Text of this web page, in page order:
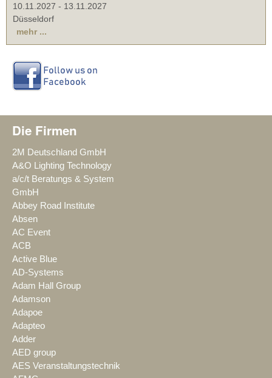
10.11.2027 - 13.11.2027
Düsseldorf
mehr ...
Die Firmen
2M Deutschland GmbH
A&O Lighting Technology
a/c/t Beratungs & System
GmbH
Abbey Road Institute
Absen
AC Event
ACB
Active Blue
AD-Systems
Adam Hall Group
Adamson
Adapoe
Adapteo
Adder
AED group
AES Veranstaltungstechnik